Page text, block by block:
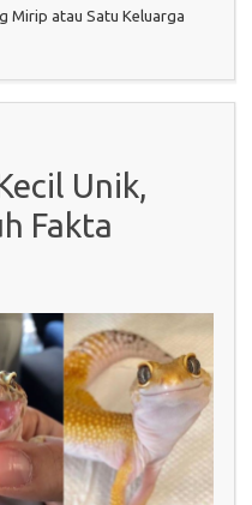
Mirip atau Satu Keluarga
Unik,
Fakta